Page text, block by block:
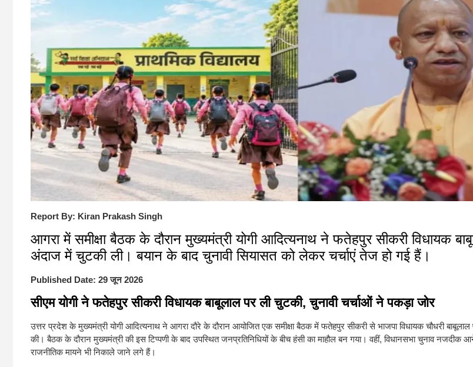
Report By: Kiran Prakash Singh
आगरा में समीक्षा बैठक के दौरान मुख्यमंत्री योगी आदित्यनाथ ने फतेहपुर सीकरी विधायक
अंदाज में चुटकी ली। बयान के बाद चुनावी सियासत को लेकर चर्चाएं तेज हो गई हैं।
Published Date: 29 जून 2026
सीएम योगी ने फतेहपुर सीकरी विधायक बाबूलाल पर ली चुटकी, चुनावी चर्चाओं ने पकड़ा जोर
उत्तर प्रदेश के मुख्यमंत्री योगी आदित्यनाथ ने आगरा दौरे के दौरान आयोजित एक समीक्षा बैठक में फतेहपुर सीकरी से भाजपा विधायक चौधरी
की। बैठक के दौरान मुख्यमंत्री की इस टिप्पणी के बाद उपस्थित जनप्रतिनिधियों के बीच हंसी का माहौल बन गया। वहीं, विधानसभा चुनाव
राजनीतिक मायने भी निकाले जाने लगे हैं।